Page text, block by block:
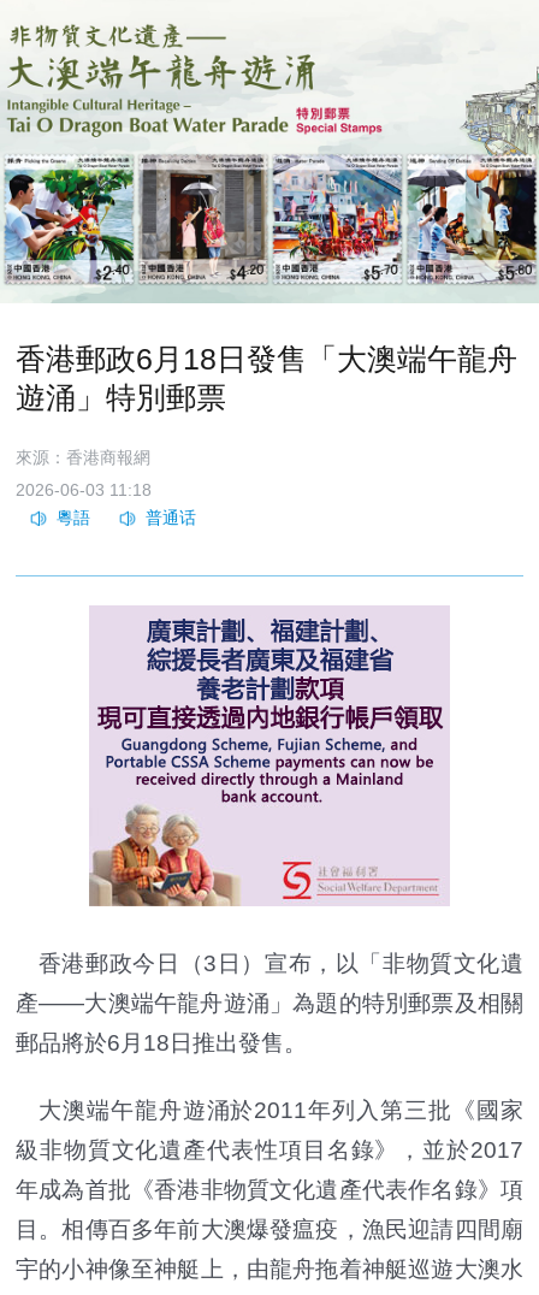
香港郵政6月18日發售「大澳端午龍舟
遊涌」特別郵票
來源：香港商報網
2026-06-03 11:18
香港郵政今日（3日）宣布，以「非物質文化遺
產——大澳端午龍舟遊涌」為題的特別郵票及相關
郵品將於6月18日推出發售。
大澳端午龍舟遊涌於2011年列入第三批《國家
級非物質文化遺產代表性項目名錄》，並於2017
年成為首批《香港非物質文化遺產代表作名錄》項
目。相傳百多年前大澳爆發瘟疫，漁民迎請四間廟
宇的小神像至神艇上，由龍舟拖着神艇巡遊大澳水